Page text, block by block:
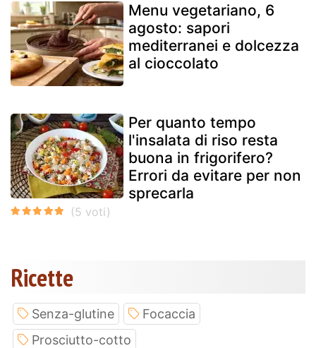
Menu vegetariano, 6
agosto: sapori
mediterranei e dolcezza
al cioccolato
Per quanto tempo
l'insalata di riso resta
buona in frigorifero?
Errori da evitare per non
sprecarla
Ricette
Senza-glutine
Focaccia
Prosciutto-cotto